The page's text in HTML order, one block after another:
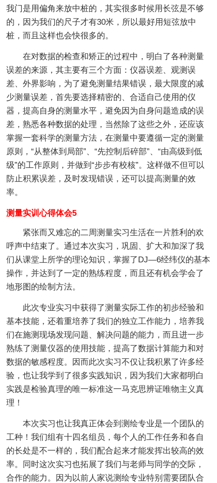
我门是用偏角来放中桩的，其实很多时候用长弦是不够
的，因为我们的尺子才有30米，所以最好用短弦放中
桩，而且这样也会快很多的。
在对数据的检查和矫正的过程中，明白了各种测量
误差的来源，其主要有三个方面：仪器误差、观测误
差、外界影响，为了避免测量结果错误，最大限度的减
少测量误差，首先要选择精密的、合适自己使用的仪
器，提高自身的测量水平，避免因为自身问题造成的误
差，熟悉各种数据的处理，当然除了这些之外，还应该
掌握一套科学的测量方法，在测量中要遵循一定的测量
原则，“从整体到局部”、“先控制后碎部”、“由高级到低
级”的工作原则，并做到“步步有校核”。这样做不但可以
防止积累误差，及时发现错误，还可以提高测量的效
率。
测量实训心得体会5
紧张而又难忘的二周测量实习生活在一片胜利的欢
呼声中结束了。通过本次实习，巩固、扩大和加深了我
们从课堂上所学的理论知识，掌握了DJ—6经纬仪的基本
操作，并达到了一定的熟练程度，而且还有机会学会了
地形图的绘制方法。
此次专业实习中获得了测量实际工作的初步经验和
基本技能，还着重培养了我们的独立工作能力，培养我
们在施测现场发现问题、解决问题的能力，而且进一步
熟练了测量仪器的使用技能，提高了数据计算能力和对
数据的敏感程度。因而此次实习不仅让我积累了许多经
验，也让我学到了很多实践知识，因为我们大家都明白
实践是检验真理的唯一标准这一马克思辨证唯物主义真
理！
本次实习也让我真正体会到测绘专业是一个团队的
工种！我们组有十四名组员，每个人的工作任务和各自
的长处是不一样的，我们配合起来才能发挥出较高的效
率。同时这次实习也拓展了我们与老师与同学的交际，
合作的能力。因为以前人家说测绘专业特别需要团队合